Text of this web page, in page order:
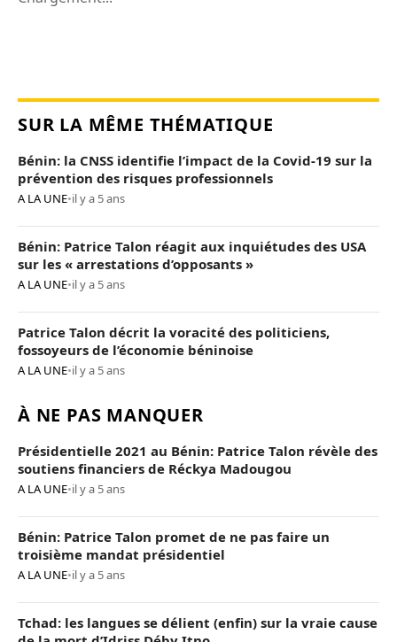
SUR LA MÊME THÉMATIQUE
Bénin: la CNSS identifie l’impact de la Covid-19 sur la
prévention des risques professionnels
A LA UNE•il y a 5 ans
Bénin: Patrice Talon réagit aux inquiétudes des USA
sur les « arrestations d’opposants »
A LA UNE•il y a 5 ans
Patrice Talon décrit la voracité des politiciens,
fossoyeurs de l’économie béninoise
A LA UNE•il y a 5 ans
À NE PAS MANQUER
Présidentielle 2021 au Bénin: Patrice Talon révèle des
soutiens financiers de Réckya Madougou
A LA UNE•il y a 5 ans
Bénin: Patrice Talon promet de ne pas faire un
troisième mandat présidentiel
A LA UNE•il y a 5 ans
Tchad: les langues se délient (enfin) sur la vraie cause